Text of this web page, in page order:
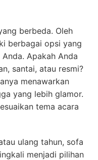
berbeda. Oleh
berbagai opsi yang
Apakah Anda
santai, atau resmi?
menawarkan
yang lebih glamor.
tema acara
ulang tahun, sofa
menjadi pilihan